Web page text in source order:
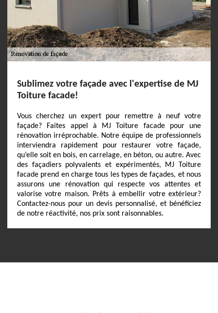
Sublimez votre façade avec l'expertise de MJ
Toiture facade!
Vous cherchez un expert pour remettre à neuf votre
façade? Faites appel à MJ Toiture facade pour une
rénovation irréprochable. Notre équipe de professionnels
interviendra rapidement pour restaurer votre façade,
qu’elle soit en bois, en carrelage, en béton, ou autre. Avec
des façadiers polyvalents et expérimentés, MJ Toiture
facade prend en charge tous les types de façades, et nous
assurons une rénovation qui respecte vos attentes et
valorise votre maison. Prêts à embellir votre extérieur?
Contactez-nous pour un devis personnalisé, et bénéficiez
de notre réactivité, nos prix sont raisonnables.